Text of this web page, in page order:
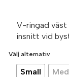
V-ringad väst
insnitt vid
Välj alternativ
Small